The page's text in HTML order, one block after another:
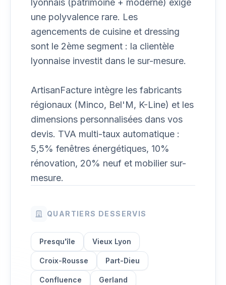
lyonnais (patrimoine + moderne) exige
une polyvalence rare. Les
agencements de cuisine et dressing
sont le 2ème segment : la clientèle
lyonnaise investit dans le sur-mesure.
ArtisanFacture intègre les fabricants
régionaux (Minco, Bel'M, K-Line) et les
dimensions personnalisées dans vos
devis. TVA multi-taux automatique :
5,5% fenêtres énergétiques, 10%
rénovation, 20% neuf et mobilier sur-
mesure.
QUARTIERS DESSERVIS
Presqu'île Vieux Lyon
Croix-Rousse Part-Dieu
Confluence Gerland